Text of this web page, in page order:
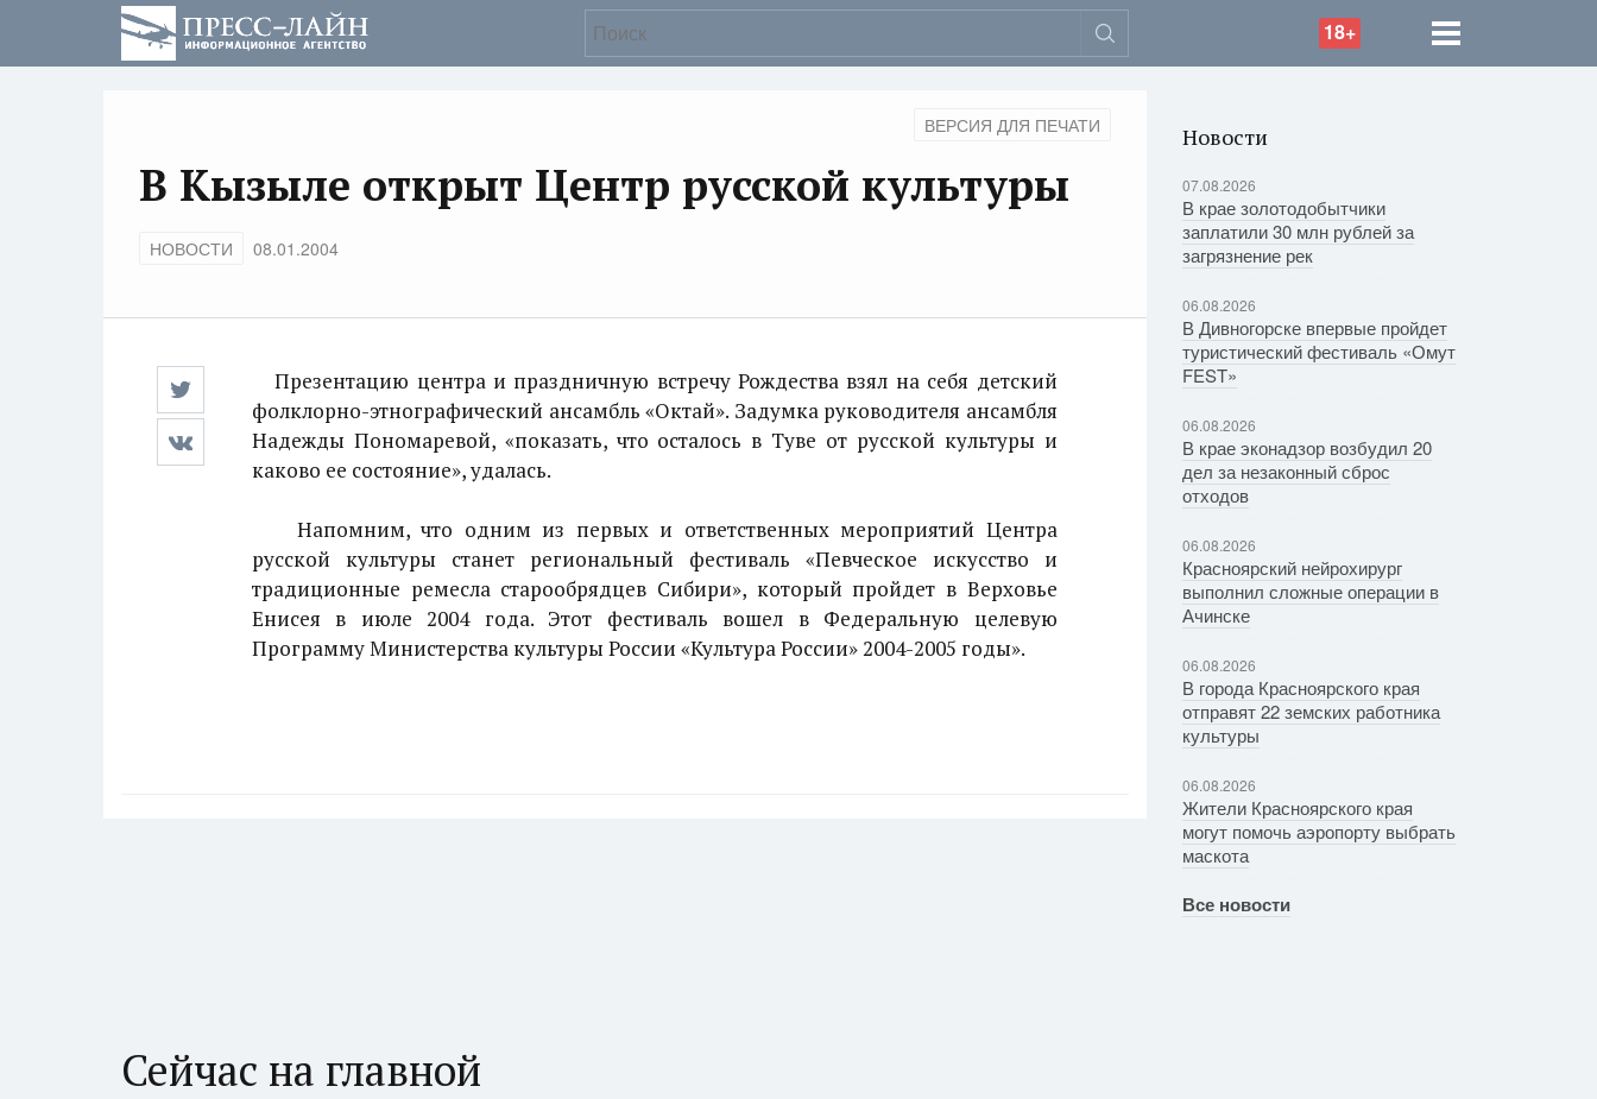
18+
ВЕРСИЯ ДЛЯ ПЕЧАТИ
В Кызыле открыт Центр русской культуры
НОВОСТИ 08.01.2004
Презентацию центра и праздничную встречу Рождества взял на себя детский
фолклорно-этнографический ансамбль «Октай». Задумка руководителя ансамбля
Надежды Пономаревой, «показать, что осталось в Туве от русской культуры и
каково ее состояние», удалась.
Напомним, что одним из первых и ответственных мероприятий Центра
русской культуры станет региональный фестиваль «Певческое искусство и
традиционные ремесла старообрядцев Сибири», который пройдет в Верховье
Енисея в июле 2004 года. Этот фестиваль вошел в Федеральную целевую
Программу Министерства культуры России «Культура России» 2004-2005 годы».
Новости
07.08.2026
В крае золотодобытчики
заплатили 30 млн рублей за
загрязнение рек
06.08.2026
В Дивногорске впервые пройдет
туристический фестиваль «Омут
FEST»
06.08.2026
В крае эконадзор возбудил 20
дел за незаконный сброс
отходов
06.08.2026
Красноярский нейрохирург
выполнил сложные операции в
Ачинске
06.08.2026
В города Красноярского края
отправят 22 земских работника
культуры
06.08.2026
Жители Красноярского края
могут помочь аэропорту выбрать
маскота
Все новости
Сейчас на главной